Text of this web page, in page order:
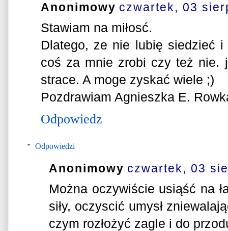
Anonimowy czwartek, 03
Stawiam na miłosć.
Dlatego, ze nie lubię siedzieć
coś za mnie zrobi czy też nie.
strace. A moge zyskać wiele ;)
Pozdrawiam Agnieszka E.
Odpowiedz
Odpowiedzi
Anonimowy czwartek, 03
Można oczywiście usiąść na
siły, oczyscić umysł
czym rozłożyć zagle i do